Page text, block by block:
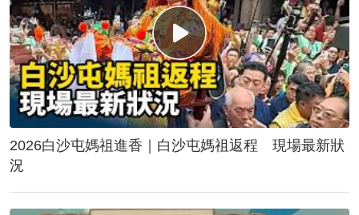
2026白沙屯媽祖進香｜白沙屯媽祖返程 現場最新狀
況